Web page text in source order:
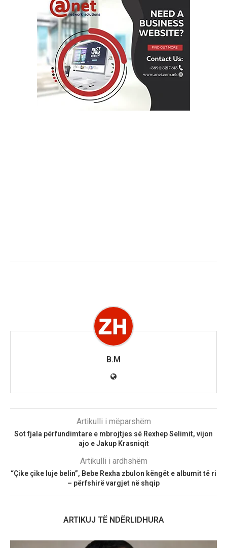
B.M
Artikulli i mëparshëm
​Sot fjala përfundimtare e mbrojtjes së Rexhep Selimit, vijon
ajo e Jakup Krasniqit
Artikulli i ardhshëm
“Çike çike luje belin”, Bebe Rexha zbulon këngët e albumit të ri
– përfshirë vargjet në shqip
ARTIKUJ TË NDËRLIDHURA